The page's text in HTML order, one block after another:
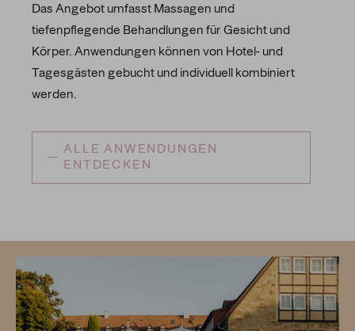
Das Angebot umfasst Massagen und
tiefenpflegende Behandlungen für Gesicht und
Körper. Anwendungen können von Hotel- und
Tagesgästen gebucht und individuell kombiniert
werden.
ALLE ANWENDUNGEN
ENTDECKEN